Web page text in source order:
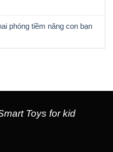
phóng tiềm năng con bạn
Toys for kid